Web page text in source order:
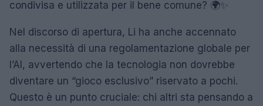
condivisa e utilizzata per il bene comune? 🌍✨
Nel discorso di apertura, Li ha anche accennato
alla necessità di una regolamentazione globale per
l’AI, avvertendo che la tecnologia non dovrebbe
diventare un “gioco esclusivo” riservato a pochi.
Questo è un punto cruciale: chi altri sta pensando a